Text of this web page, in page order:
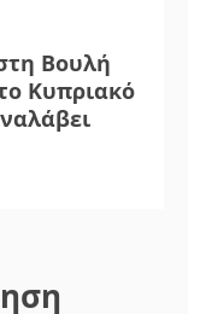
Βουλή
Κυπριακό